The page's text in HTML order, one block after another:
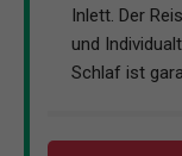
Inlett. Der
und
Schlaf ist